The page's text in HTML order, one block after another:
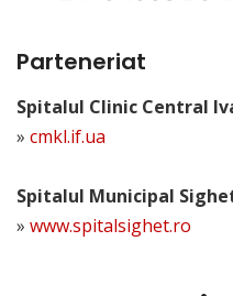
Parteneriat
Spitalul Clinic Central
» cmkl.if.ua
Spitalul Municipal
» www.spitalsighet.ro